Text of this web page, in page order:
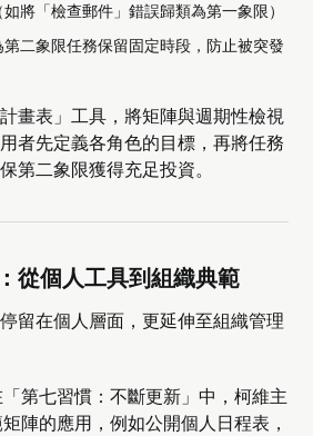
將「檢查郵件」錯誤歸類為第一象限）
第二象限任務保留固定時段，防止被突發
畫表」工具，將矩陣與週期性檢視
者先定義各角色的目標，再將任務
第二象限獲得充足投資。
從個人工具到組織典範
留在個人層面，更延伸至組織管理
「第七習慣：不斷更新」中，柯維主
陣的應用，例如公開個人日程表，